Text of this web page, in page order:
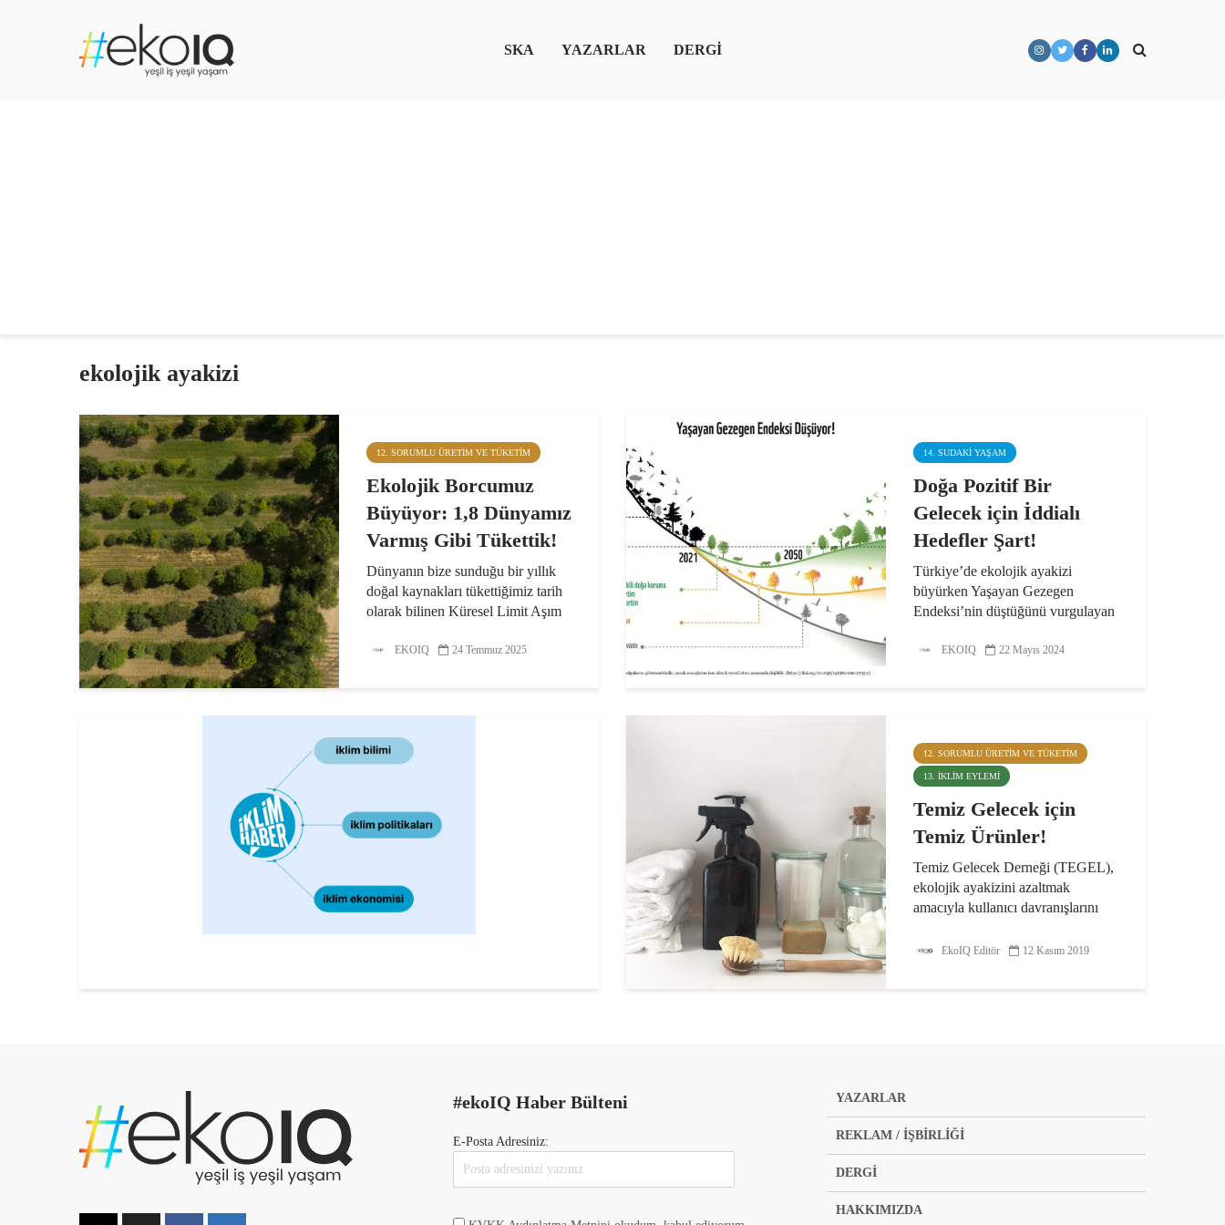
SKA YAZARLAR DERGİ
ekolojik ayakizi
12. SORUMLU ÜRETIM VE TÜKETIM
Ekolojik Borcumuz
Büyüyor: 1,8 Dünyamız
Varmış Gibi Tükettik!
Dünyanın bize sunduğu bir yıllık
doğal kaynakları tükettiğimiz tarih
olarak bilinen Küresel Limit Aşım
hesaplandı. Bu tarih, gezegenimizin
EKOIQ 24 Temmuz 2025
14. SUDAKI YAŞAM
Doğa Pozitif Bir
Gelecek için İddialı
Hedefler Şart!
Türkiye’de ekolojik ayakizi
büyürken Yaşayan Gezegen
Endeksi’nin düştüğünü vurgulayan
Biyoçesitlilik Stratejisi ve Eylem
EKOIQ 22 Mayıs 2024
12. SORUMLU ÜRETIM VE TÜKETIM
13. İKLIM EYLEMI
Temiz Gelecek için
Temiz Ürünler!
Temiz Gelecek Derneği (TEGEL),
ekolojik ayakizini azaltmak
amacıyla kullanıcı davranışlarını
yaygınlaşması için kuruldu. Bu
EkoIQ Editör 12 Kasım 2019
#ekoIQ Haber Bülteni
E-Posta Adresiniz:
YAZARLAR
REKLAM / İŞBİRLİĞİ
DERGİ
HAKKIMIZDA